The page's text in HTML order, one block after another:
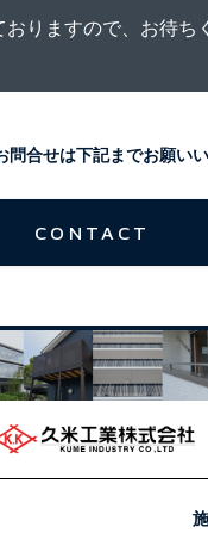
りますので、お待ち
問合せは下記までお願いい
CONTACT